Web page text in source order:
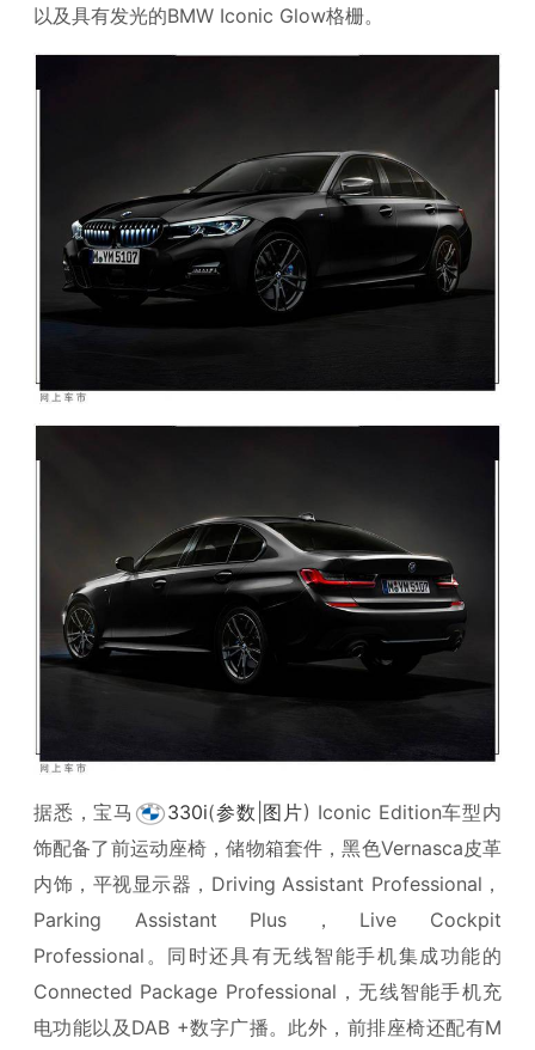
以及具有发光的BMW Iconic Glow格栅。
据悉，宝马 330i(参数 图片) Iconic Edition车型内
饰配备了前运动座椅，储物箱套件，黑色Vernasca皮革
内饰，平视显示器，Driving Assistant Professional，
Parking Assistant Plus，Live Cockpit
Professional。同时还具有无线智能手机集成功能的
Connected Package Professional，无线智能手机充
电功能以及DAB +数字广播。此外，前排座椅还配有M